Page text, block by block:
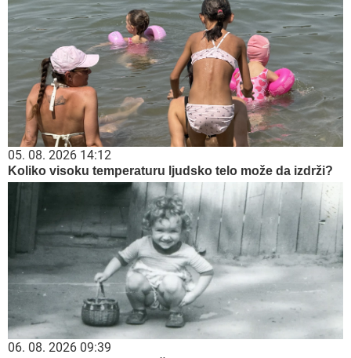
05. 08. 2026 14:12
Koliko visoku temperaturu ljudsko telo može da izdrži?
06. 08. 2026 09:39